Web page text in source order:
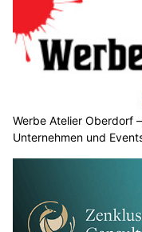
Werbe Atelier Oberdorf
Unternehmen und